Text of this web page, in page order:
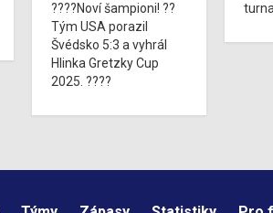
????Noví šampioni! ??
Tým USA porazil
Švédsko 5:3 a vyhrál
Hlinka Gretzky Cup
2025. ????